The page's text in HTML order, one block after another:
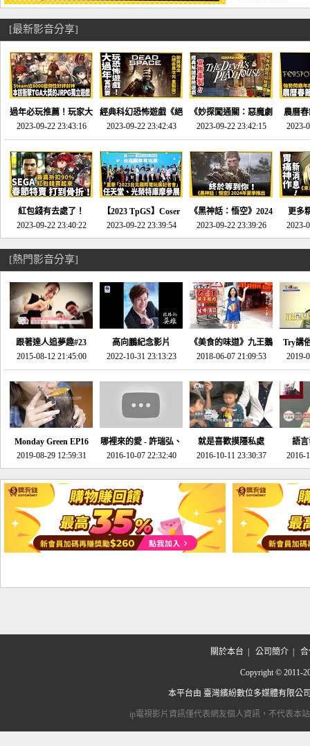
宅速配20230119
[最新影音分享]
過年必玩推薦！玩家大
推的JRPG神作《神之
天平》介紹！-電玩宅
速配20230126
2023-09-22 23:43:16
經典科幻恐怖遊戲《絕
命異次元 重製版》重
回「石村號」的恐懼體
驗-電玩宅速配
20230125
2023-09-22 23:42:43
《妙探闖通關：惡魔劇
場》將推出「重製
版」!!!今年就能玩到!!-
電玩宅速配20230124
2023-09-22 23:42:15
農曆
SE社
動作角
電玩宅
2023-
紅包錢有去處了！
SEGA春節特賣 超過85
款遊戲打到骨折-電玩
宅速配20230119
2023-09-22 23:40:22
【2023 TpGS】Coser
和Show Girl搶先看！
直擊展前記者會-電玩
2023-09-22 23:39:54
《黑神話：悟空》2024
年夏季推出！確定不會
延期齁？-電玩宅速配
2023-09-22 23:39:26
更多
《來
金鄉
2023-
[熱門影音分享]
跟著達人追夢趣#23
promo-我想開間咖啡
館(謝佳凌)
2015-08-12 21:45:00
高向鵬紀念影片
2022-10-31 23:13:23
《美食的味道》九王鵝
肉
2018-06-07 21:09:53
Try講
2019-
Monday Green EP16
超意外~環保原來可以
邊玩邊做！
2019-08-29 12:59:31
哪裡來的愛 - 許瑞弘、
李其芬
2016-10-07 22:32:40
就是喜歡摸隱私處
2016-10-11 23:30:37
語
2016-
關於本台 公司簡介| 合
Copyright © 2011-
本平台由 臺灣繽紛數位多媒體有限公
ip電視影片資訊僅代表網友個人資訊，不代表本